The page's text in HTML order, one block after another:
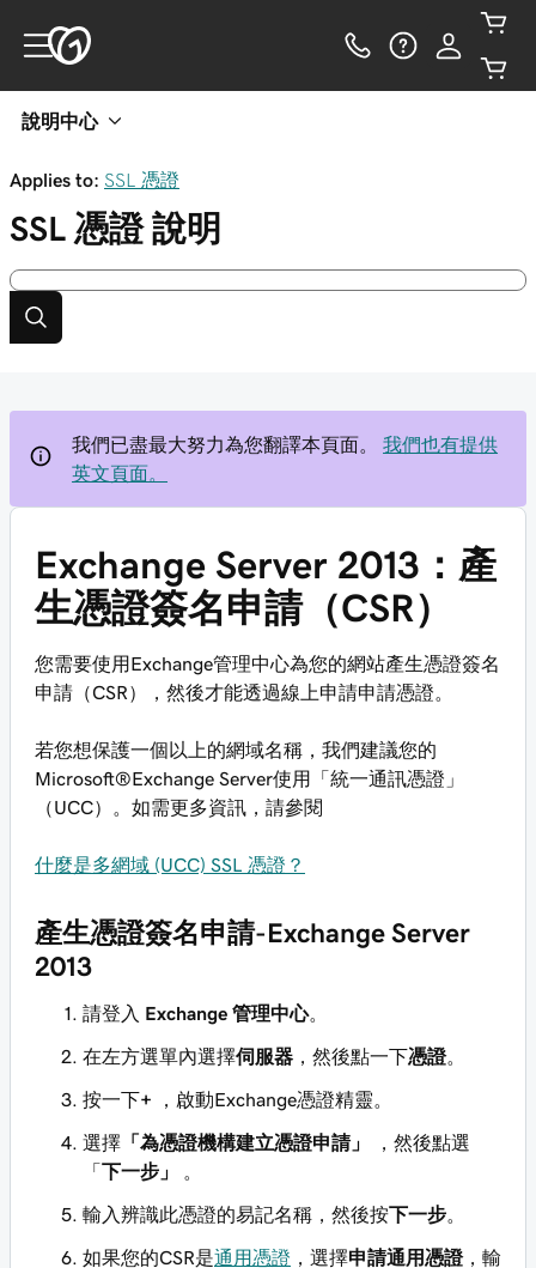
說明中心
Applies to: SSL 憑證
SSL 憑證 說明
我們已盡最大努力為您翻譯本頁面。
我們也有提供
英文頁面。
Exchange Server 2013：產
生憑證簽名申請（CSR）
您需要使用Exchange管理中心為您的網站產生憑證簽名
申請（CSR），然後才能透過線上申請申請憑證。
若您想保護一個以上的網域名稱，我們建議您的
Microsoft®Exchange Server使用「統一通訊憑證」
（UCC）。如需更多資訊，請參閱
什麼是多網域 (UCC) SSL 憑證？
產生憑證簽名申請-Exchange Server
2013
請登入 Exchange 管理中心。
在左方選單內選擇伺服器 ，然後點一下憑證。
按一下+ ，啟動Exchange憑證精靈。
選擇 「為憑證機構建立憑證申請」
，然後點選
「 下一步」
輸入辨識此憑證的易記名稱，然後按下一步
如果您的CSR是通用憑證 ，選擇申請通用憑證，輸